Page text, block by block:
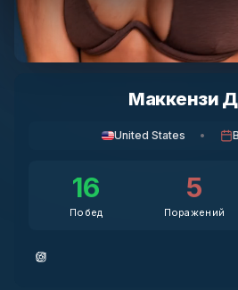
Маккензи
United States •
16
Побед
5
Поражений